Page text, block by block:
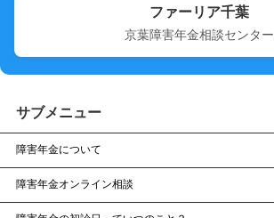
ファーリア千葉
京葉障害年金相談センター
サブメニュー
障害年金について
障害年金オンライン相談